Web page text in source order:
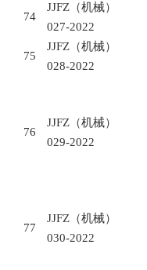
74
JJFZ （机械）
027-2022
75
JJFZ （机械）
028-2022
76
JJFZ （机械）
029-2022
77
JJFZ （机械）
030-2022